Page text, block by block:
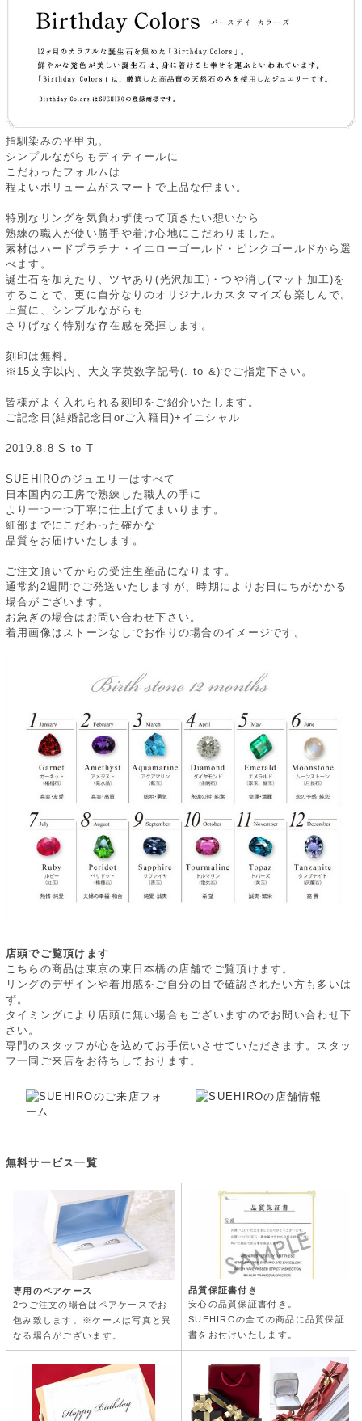
指馴染みの平甲丸。
シンプルながらもディティールに
こだわったフォルムは
程よいボリュームがスマートで上品な佇まい。
特別なリングを気負わず使って頂きたい想いから
熟練の職人が使い勝手や着け心地にこだわりました。
素材はハードプラチナ・イエローゴールド・ピンクゴールドから選
べます。
誕生石を加えたり、ツヤあり(光沢加工)・つや消し(マット加工)を
することで、更に自分なりのオリジナルカスタマイズも楽しんで。
上質に、シンプルながらも
さりげなく特別な存在感を発揮します。
刻印は無料。
※15文字以内、大文字英数字記号(. to &)でご指定下さい。
皆様がよく入れられる刻印をご紹介いたします。
ご記念日(結婚記念日orご入籍日)+イニシャル
2019.8.8 S to T
SUEHIROのジュエリーはすべて
日本国内の工房で熟練した職人の手に
より一つ一つ丁寧に仕上げてまいります。
細部までにこだわった確かな
品質をお届けいたします。
ご注文頂いてからの受注生産品になります。
通常約2週間でご発送いたしますが、時期によりお日にちがかかる
場合がございます。
お急ぎの場合はお問い合わせ下さい。
着用画像はストーンなしでお作りの場合のイメージです。
店頭でご覧頂けます
こちらの商品は東京の東日本橋の店舗でご覧頂けます。
リングのデザインや着用感をご自分の目で確認されたい方も多いは
ず。
タイミングにより店頭に無い場合もございますのでお問い合わせ下
さい。
専門のスタッフが心を込めてお手伝いさせていただきます。スタッ
フ一同ご来店をお待ちしております。
無料サービス一覧
専用のペアケース
2つご注文の場合はペアケースでお
包み致します。※ケースは写真と異
なる場合がございます。
品質保証書付き
安心の品質保証書付き。
SUEHIROの全ての商品に品質保証
書をお付けいたします。